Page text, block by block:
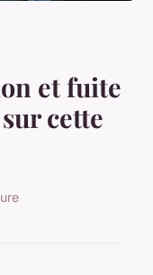
et fuite
cette